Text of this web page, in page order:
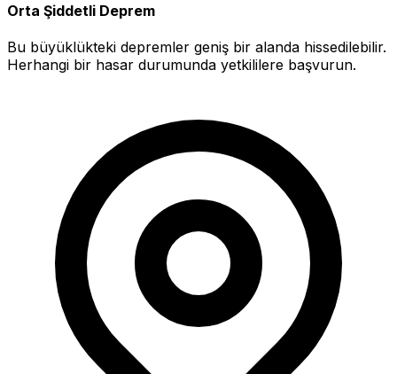
Orta Şiddetli Deprem
Bu büyüklükteki depremler geniş bir alanda hissedilebilir.
Herhangi bir hasar durumunda yetkililere başvurun.